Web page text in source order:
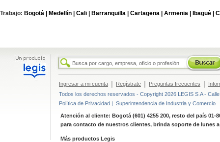
Trabajo: Bogotá | Medellín | Cali | Barranquilla | Cartagena | Armenia | Ibagué |
Ingresar a mi cuenta | Regístrate | Preguntas frecuentes |
Todos los derechos reservados - Copyright 2026 LEGIS S.A -
Política de Privacidad | Superintendencia de Industria y Comercio
Atención al cliente: Bogotá (601) 4255 200, resto del país 01-
para contacto de nuestros clientes, brinda soporte de lunes
Más productos Legis